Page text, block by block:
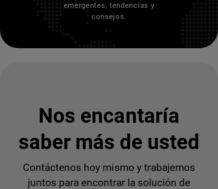
emergentes, tendencias y
consejos.
Nos encantaría
saber más de usted
Contáctenos hoy mismo y trabajemos
juntos para encontrar la solución de